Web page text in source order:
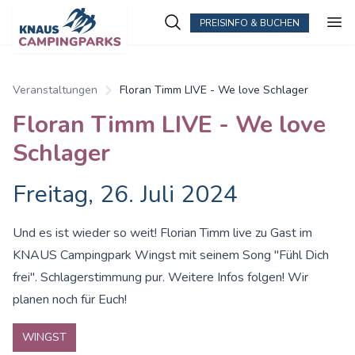
PREISINFO & BUCHEN
Veranstaltungen Floran Timm LIVE - We love Schlager
Floran Timm LIVE - We love
Schlager
Freitag, 26. Juli 2024
Und es ist wieder so weit! Florian Timm live zu Gast im
KNAUS Campingpark Wingst mit seinem Song "Fühl Dich
frei". Schlagerstimmung pur. Weitere Infos folgen! Wir
planen noch für Euch!
WINGST